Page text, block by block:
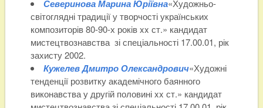
Северинова Марина Юріївна«Художньо-
світоглядні традиції у творчості українських
композиторів 80-90-х років xx ст.» кандидат
мистецтвознавства зі спеціальності 17.00.01, рік
захисту 2002.
Кужелев Дмитро Олександрович«Художні
тенденції розвитку академічного баянного
виконавства у другій половині xx ст.» кандидат